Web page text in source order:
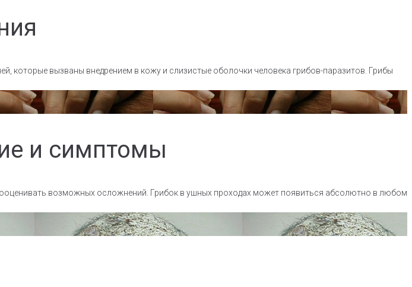
которые вызваны внедрением в кожу и слизистые оболочки человека грибов-паразитов. Грибы
и симптомы
возможных осложнений. Грибок в ушных проходах может появиться абсолютно в любом